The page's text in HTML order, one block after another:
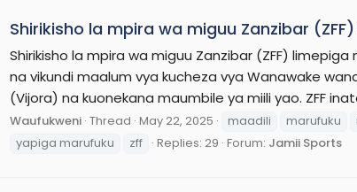
Shirikisho la mpira wa miguu Zanzibar
Shirikisho la mpira wa miguu Zanzibar (ZFF)
na vikundi maalum vya kucheza vya Wanawake
(Vijora) na kuonekana maumbile ya miili yao. ZFF
Waufukweni Thread May 22, 2025 maadili marufuku
yapiga marufuku
zff Replies: 29 Forum: Jamii Sports